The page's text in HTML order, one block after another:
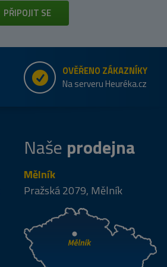
PŘIPOJIT SE
OVĚŘENO ZÁKAZNÍKY
Na serveru Heuréka.cz
Naše prodejna
Mělník
Pražská 2079, Mělník